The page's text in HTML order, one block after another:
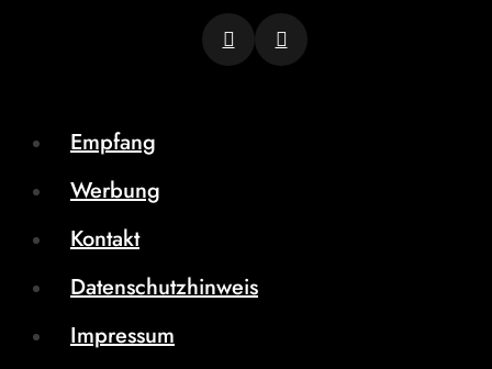
Empfang
Werbung
Kontakt
Datenschutzhinweis
Impressum